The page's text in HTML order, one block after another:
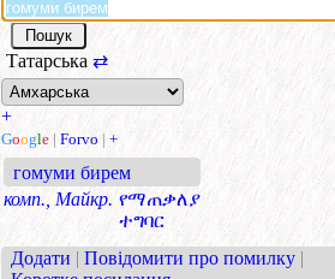
Татарська ⇄
+
Google | Forvo | +
гомуми бирем
комп., Майкр. የማጠቃለያ
ተግባር
Додати | Повідомити про помилку |